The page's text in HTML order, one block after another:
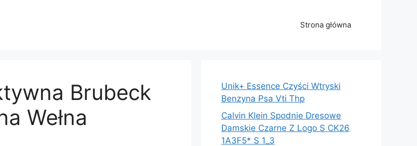
Strona główna
Brubeck
Wełna
Unik+ Essence Czyści Wtryski
Benzyna Psa Vti Thp
Calvin Klein Spodnie Dresowe
Damskie Czarne Z Logo S CK26
1A3F5* S 1_3